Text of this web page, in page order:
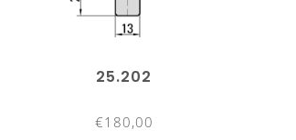
25.202
€180,00